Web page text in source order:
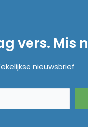
vers. Mis
nieuwsbrief